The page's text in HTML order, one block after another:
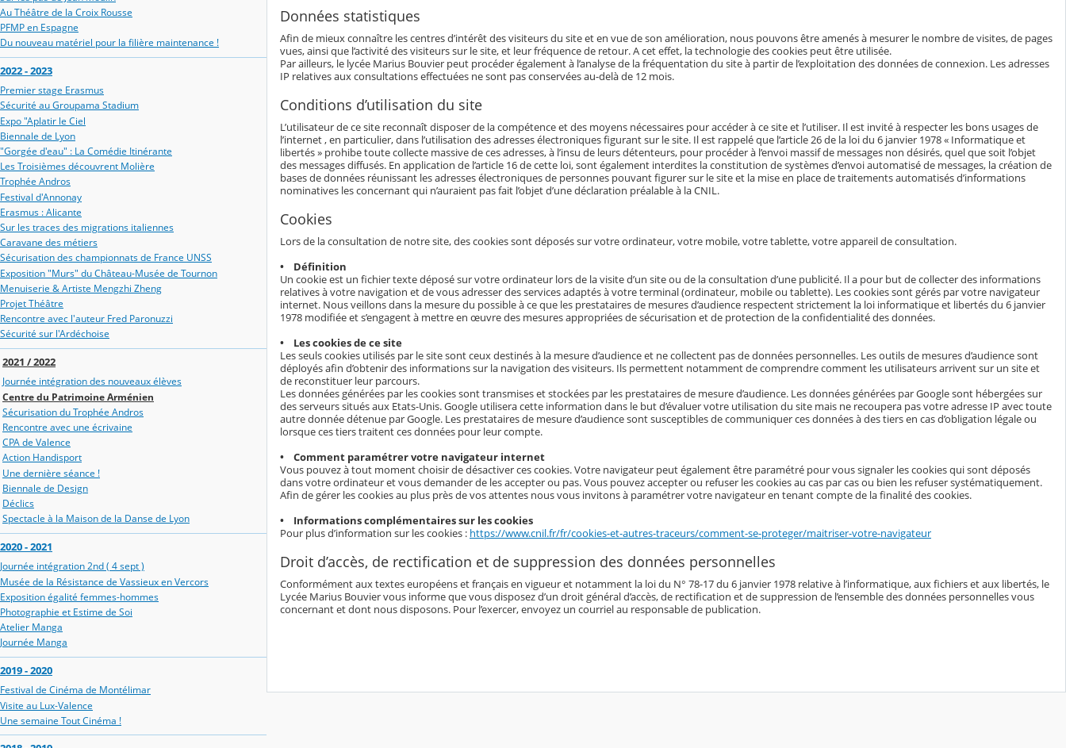
Au Théâtre de la Croix Rousse
PFMP en Espagne
Du nouveau matériel pour la filière maintenance !
2022 - 2023
Premier stage Erasmus
Sécurité au Groupama Stadium
Expo "Aplatir le Ciel
Biennale de Lyon
"Gorgée d'eau" : La Comédie Itinérante
Les Troisièmes découvrent Molière
Trophée Andros
Festival d'Annonay
Erasmus : Alicante
Sur les traces des migrations italiennes
Caravane des métiers
Sécurisation des championnats de France UNSS
Exposition "Murs" du Château-Musée de Tournon
Menuiserie & Artiste Mengzhi Zheng
Projet Théâtre
Rencontre avec l'auteur Fred Paronuzzi
Sécurité sur l'Ardéchoise
2021 / 2022
Journée intégration des nouveaux élèves
Centre du Patrimoine Arménien
Sécurisation du Trophée Andros
Rencontre avec une écrivaine
CPA de Valence
Action Handisport
Une dernière séance !
Biennale de Design
Déclics
Spectacle à la Maison de la Danse de Lyon
2020 - 2021
Journée intégration 2nd ( 4 sept )
Musée de la Résistance de Vassieux en Vercors
Exposition égalité femmes-hommes
Photographie et Estime de Soi
Atelier Manga
Journée Manga
2019 - 2020
Festival de Cinéma de Montélimar
Visite au Lux-Valence
Une semaine Tout Cinéma !
Données statistiques
Afin de mieux connaître les centres d’intérêt des visiteurs du site et en vue de son amélioration, nous pouvons être amenés à mesurer le nombre de visites, de pages
vues, ainsi que l’activité des visiteurs sur le site, et leur fréquence de retour. A cet effet, la technologie des cookies peut être utilisée.
Par ailleurs, le lycée Marius Bouvier peut procéder également à l’analyse de la fréquentation du site à partir de l’exploitation des données de connexion. Les adresses
IP relatives aux consultations effectuées ne sont pas conservées au-delà de 12 mois.
Conditions d’utilisation du site
L’utilisateur de ce site reconnaît disposer de la compétence et des moyens nécessaires pour accéder à ce site et l’utiliser. Il est invité à respecter les bons usages de
l’internet , en particulier, dans l’utilisation des adresses électroniques figurant sur le site. Il est rappelé que l’article 26 de la loi du 6 janvier 1978 « Informatique et
libertés » prohibe toute collecte massive de ces adresses, à l’insu de leurs détenteurs, pour procéder à l’envoi massif de messages non désirés, quel que soit l’objet
des messages diffusés. En application de l’article 16 de cette loi, sont également interdites la constitution de systèmes d’envoi automatisé de messages, la création de
bases de données réunissant les adresses électroniques de personnes pouvant figurer sur le site et la mise en place de traitements automatisés d’informations
nominatives les concernant qui n’auraient pas fait l’objet d’une déclaration préalable à la CNIL.
Cookies
Lors de la consultation de notre site, des cookies sont déposés sur votre ordinateur, votre mobile, votre tablette, votre appareil de consultation.
• Définition
Un cookie est un fichier texte déposé sur votre ordinateur lors de la visite d’un site ou de la consultation d’une publicité. Il a pour but de collecter des informations
relatives à votre navigation et de vous adresser des services adaptés à votre terminal (ordinateur, mobile ou tablette). Les cookies sont gérés par votre navigateur
internet. Nous veillons dans la mesure du possible à ce que les prestataires de mesures d’audience respectent strictement la loi informatique et libertés du 6 janvier
1978 modifiée et s’engagent à mettre en œuvre des mesures appropriées de sécurisation et de protection de la confidentialité des données.
• Les cookies de ce site
Les seuls cookies utilisés par le site sont ceux destinés à la mesure d’audience et ne collectent pas de données personnelles. Les outils de mesures d’audience sont
déployés afin d’obtenir des informations sur la navigation des visiteurs. Ils permettent notamment de comprendre comment les utilisateurs arrivent sur un site et
de reconstituer leur parcours.
Les données générées par les cookies sont transmises et stockées par les prestataires de mesure d’audience. Les données générées par Google sont hébergées sur
des serveurs situés aux Etats-Unis. Google utilisera cette information dans le but d’évaluer votre utilisation du site mais ne recoupera pas votre adresse IP avec toute
autre donnée détenue par Google. Les prestataires de mesure d’audience sont susceptibles de communiquer ces données à des tiers en cas d’obligation légale ou
lorsque ces tiers traitent ces données pour leur compte.
• Comment paramétrer votre navigateur internet
Vous pouvez à tout moment choisir de désactiver ces cookies. Votre navigateur peut également être paramétré pour vous signaler les cookies qui sont déposés
dans votre ordinateur et vous demander de les accepter ou pas. Vous pouvez accepter ou refuser les cookies au cas par cas ou bien les refuser systématiquement.
Afin de gérer les cookies au plus près de vos attentes nous vous invitons à paramétrer votre navigateur en tenant compte de la finalité des cookies.
• Informations complémentaires sur les cookies
Pour plus d’information sur les cookies : https://www.cnil.fr/fr/cookies-et-autres-traceurs/comment-se-proteger/maitriser-votre-navigateur
Droit d’accès, de rectification et de suppression des données personnelles
Conformément aux textes européens et français en vigueur et notamment la loi du N° 78-17 du 6 janvier 1978 relative à l’informatique, aux fichiers et aux libertés, le
Lycée Marius Bouvier vous informe que vous disposez d’un droit général d’accès, de rectification et de suppression de l’ensemble des données personnelles vous
concernant et dont nous disposons. Pour l’exercer, envoyez un courriel au responsable de publication.